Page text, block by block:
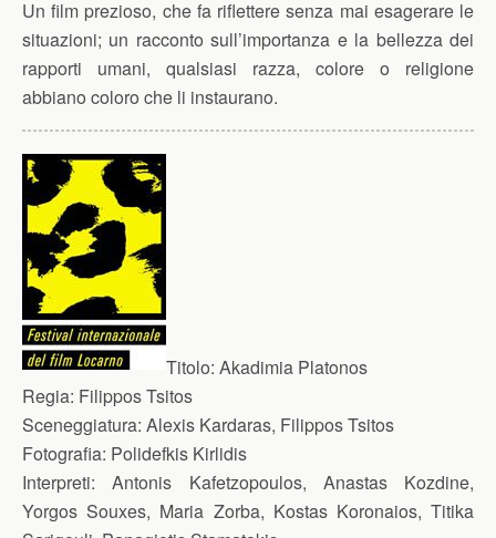
Un film prezioso, che fa riflettere senza mai esagerare le
situazioni; un racconto sull’importanza e la bellezza dei
rapporti umani, qualsiasi razza, colore o religione
abbiano coloro che li instaurano.
Titolo: Akadimia Platonos
Regia: Filippos Tsitos
Sceneggiatura: Alexis Kardaras, Filippos Tsitos
Fotografia: Polidefkis Kirlidis
Interpreti: Antonis Kafetzopoulos, Anastas Kozdine,
Yorgos Souxes, Maria Zorba, Kostas Koronaios, Titika